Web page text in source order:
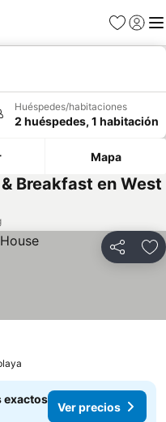
Favoritos
Iniciar
Huéspedes/habitaciones
2 huéspedes, 1 habitación
Mapa
Breakfast en West
Compartir
exactos
Ver precios